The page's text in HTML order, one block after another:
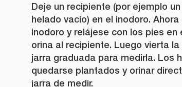
Deje un recipiente (por ejemplo
helado vacío) en el inodoro.
inodoro y relájese con los pies en
orina al recipiente. Luego vierta la
jarra graduada para medirla. Los
quedarse plantados y orinar
jarra de medir.